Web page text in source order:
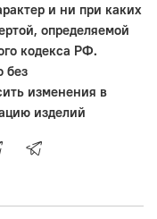
и ни при каких
определяемой
кодекса РФ.
без
изменения в
изделий